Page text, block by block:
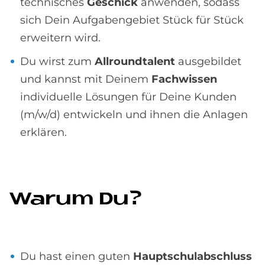
sich Dein Aufgabengebiet Stück für Stück
erweitern wird.
Du wirst zum Allroundtalent ausgebildet
und kannst mit Deinem Fachwissen
individuelle Lösungen für Deine Kunden
(m/w/d) entwickeln und ihnen die Anlagen
erklären.
Wa­rum Du?
Du hast einen guten Hauptschulabschluss